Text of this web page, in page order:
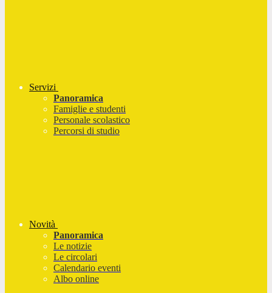
Servizi
Panoramica
Famiglie e studenti
Personale scolastico
Percorsi di studio
Novità
Panoramica
Le notizie
Le circolari
Calendario eventi
Albo online